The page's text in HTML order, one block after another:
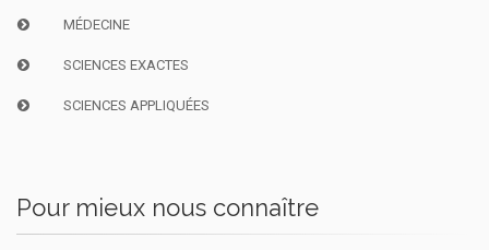
MÉDECINE
SCIENCES EXACTES
SCIENCES APPLIQUÉES
Pour mieux nous connaître